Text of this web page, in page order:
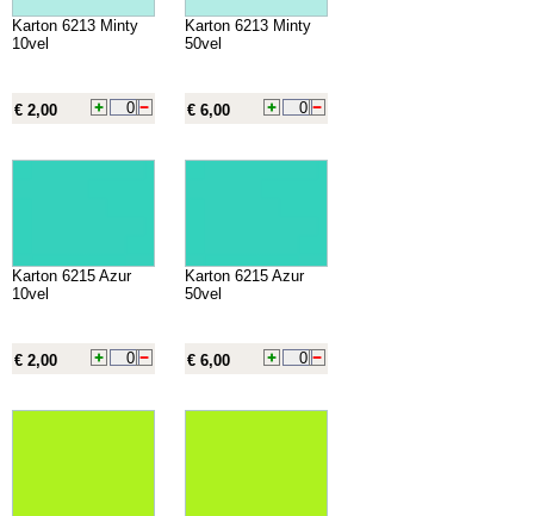
Karton 6213 Minty
10vel
€ 2,00
Karton 6213 Minty
50vel
€ 6,00
Karton 6215 Azur
10vel
€ 2,00
Karton 6215 Azur
50vel
€ 6,00